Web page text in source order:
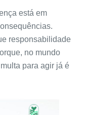
está em
responsabilidade
no mundo
para agir já é